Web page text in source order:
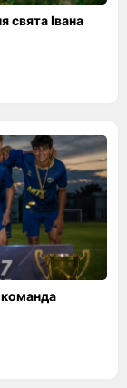
свята Івана
команда